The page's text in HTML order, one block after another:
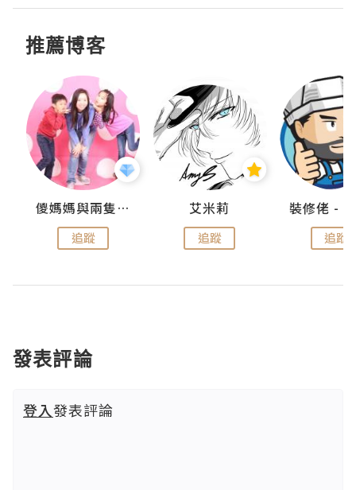
推薦博客
儍媽媽與兩隻小魔怪之家
追蹤
艾米莉
追蹤 追蹤
發表評論
登入發表評論